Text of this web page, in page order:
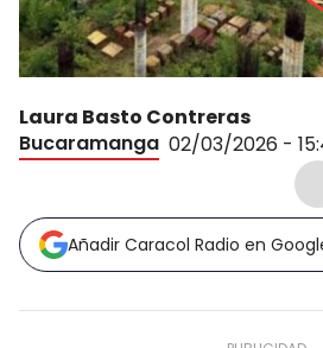
Laura Basto Contreras
Bucaramanga 02/03/2026 -
Añadir Caracol Radio en